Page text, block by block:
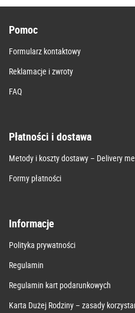
Pomoc
Formularz kontaktowy
Reklamacje i zwroty
FAQ
Płatności i dostawa
Metody i koszty dostawy – Delivery
Formy płatności
Informacje
Polityka prywatności
Regulamin
Regulamin kart podarunkowych
Karta Dużej Rodziny – zasady